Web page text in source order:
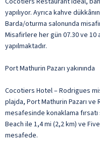
yapılıyor. Ayrıca kahve
Barda/oturma salonunda
Misafirlere her gün 07.30 ve 10
yapılmaktadır.
Port Mathurin Pazarı yakınında
Cocotiers Hotel – Rodrigues
plajda, Port Mathurin Pazarı
mesafesinde konaklama
Beach ile 1,4 mi (2,2 km) ve
mesafede.